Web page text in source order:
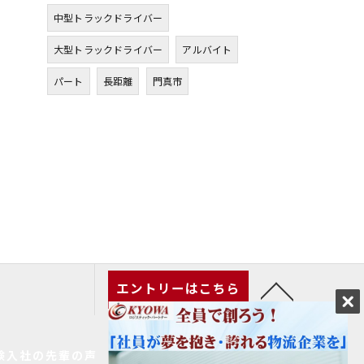
中型トラックドライバー
大型トラックドライバー アルバイト
パート 長距離 門真市
エントリーはこちら
家族の皆様へ 求人一覧